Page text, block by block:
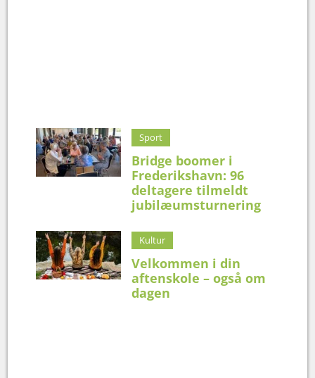
Sport
Bridge boomer i
Frederikshavn: 96
deltagere tilmeldt
jubilæumsturnering
Kultur
Velkommen i din
aftenskole – også om
dagen